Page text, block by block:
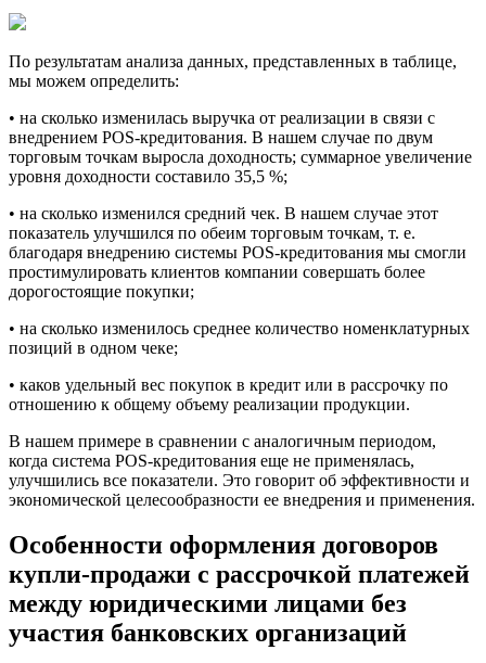
По результатам анализа данных, представленных в таблице,
мы можем определить:
• на сколько изменилась выручка от реализации в связи с
внедрением POS-кредитования. В нашем случае по двум
торговым точкам выросла доходность; суммарное увеличение
уровня доходности составило 35,5 %;
• на сколько изменился средний чек. В нашем случае этот
показатель улучшился по обеим торговым точкам, т. е.
благодаря внедрению системы POS-кредитования мы смогли
простимулировать клиентов компании совершать более
дорогостоящие покупки;
• на сколько изменилось среднее количество номенклатурных
позиций в одном чеке;
• каков удельный вес покупок в кредит или в рассрочку по
отношению к общему объему реализации продукции.
В нашем примере в сравнении с аналогичным периодом,
когда система POS-кредитования еще не применялась,
улучшились все показатели. Это говорит об эффективности и
экономической целесообразности ее внедрения и применения.
Особенности оформления договоров
купли-продажи с рассрочкой платежей
между юридическими лицами без
участия банковских организаций